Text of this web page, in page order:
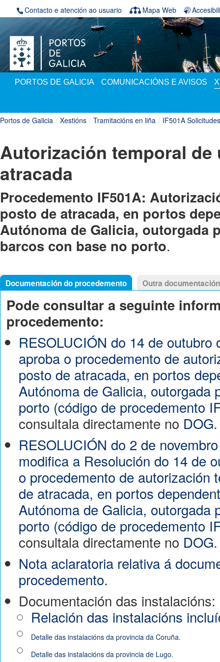
Volver ao contido
Contacto e atención ao usuario Mapa Web
PORTOS DE GALICIA COMUNICACIÓNS E AVISOS
Portos de Galicia / Xestións / Tramitacións en liña / IF501A
Autorización temporal de
atracada
Procedemento IF501A:
posto de atracada, en portos
Autónoma de Galicia, outorgada
barcos con base no porto.
Documentación do procedemento Outra documentación
Pode consultar a seguinte
procedemento:
RESOLUCIÓN do 14 de outubro
aproba o procedemento de
posto de atracada, en portos
Autónoma de Galicia, outorgada
porto (código de procedemento
consultala directamente no DOG.
RESOLUCIÓN do 2 de
modifica a Resolución do 14 de
o procedemento de autorización
de atracada, en portos
Autónoma de Galicia, outorgada
porto (código de procedemento
consultala directamente no DOG.
Nota aclaratoria relativa á
procedemento.
Documentación das instalacións:
Relación das instalacións
Detalle das instalacións da provincia da Coruña.
A Pobra do Caramiñal
Detalle das instalacións da provincia de Lugo.